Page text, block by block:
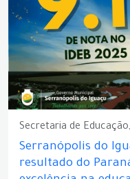
Secretaria de
Serranópolis do
resultado do